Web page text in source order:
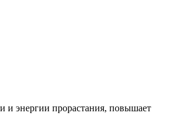
и энергии прорастания, повышает